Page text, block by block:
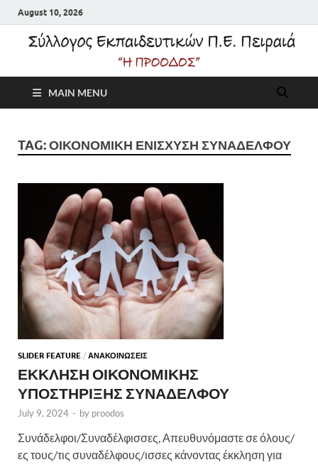
August 10, 2026
Σύλλογος
Εκπαιδευτικών Π.Ε.
Πειραιά "Η Πρόοδος"
MAIN MENU
TAG:ΟΙΚΟΝΟΜΙΚΗ ΕΝΙΣΧΥΣΗ ΣΥΝΑΔΕΛΦΟΥ
SLIDER FEATURE / ΑΝΑΚΟΙΝΩΣΕΙΣ
ΕΚΚΛΗΣΗ ΟΙΚΟΝΟΜΙΚΗΣ
ΥΠΟΣΤΗΡΙΞΗΣ ΣΥΝΑΔΕΛΦΟΥ
July 9, 2024 - by proodos
Συνάδελφοι/Συναδέλφισσες, Απευθυνόμαστε σε όλους/
ες τους/τις συναδέλφους/ισσες κάνοντας έκκληση για